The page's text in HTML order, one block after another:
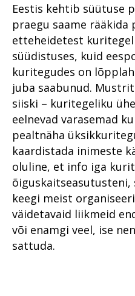
Eestis kehtib süütuse
praegu saame
etteheidetest
süüdistuses, kuid
kuritegudes on
juba saabunud.
siiski – kuritegeliku
eelnevad varasemad
pealtnäha
kaardistada inimeste
oluline, et info iga
keegi meist
väidetavaid liikmeid
või enamgi veel, ise
sattuda.